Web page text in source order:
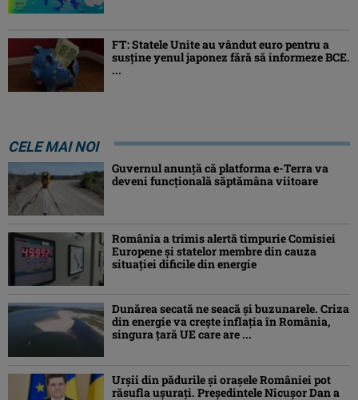
FT: Statele Unite au vândut euro pentru a
susține yenul japonez fără să informeze BCE.
...
CELE MAI NOI
Guvernul anunță că platforma e-Terra va
deveni funcţională săptămâna viitoare
România a trimis alertă timpurie Comisiei
Europene și statelor membre din cauza
situației dificile din energie
Dunărea secată ne seacă și buzunarele. Criza
din energie va crește inflația în România,
singura țară UE care are ...
Urșii din pădurile și orașele României pot
răsufla ușurați. Președintele Nicușor Dan a